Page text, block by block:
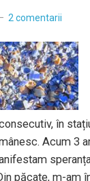
2 comentarii
în
Acum 3
păcate, m-am